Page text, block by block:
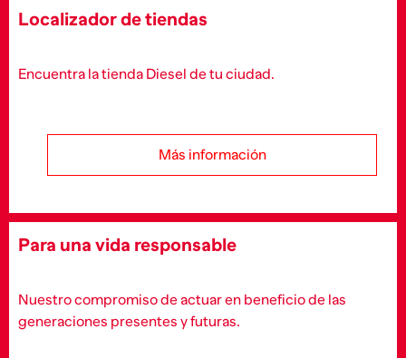
Localizador de tiendas
Encuentra la tienda Diesel de tu ciudad.
Más información
Para una vida responsable
Nuestro compromiso de actuar en beneficio de las
generaciones presentes y futuras.